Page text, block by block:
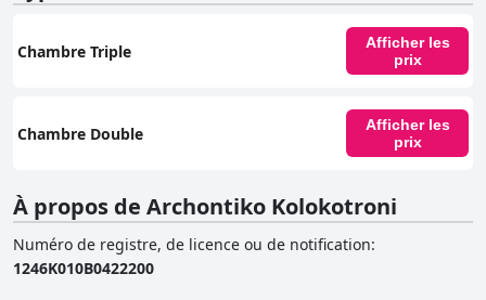
Chambre Triple
Afficher les
prix
Chambre Double
Afficher les
prix
À propos de Archontiko Kolokotroni
Numéro de registre, de licence ou de notification:
1246Κ010Β0422200